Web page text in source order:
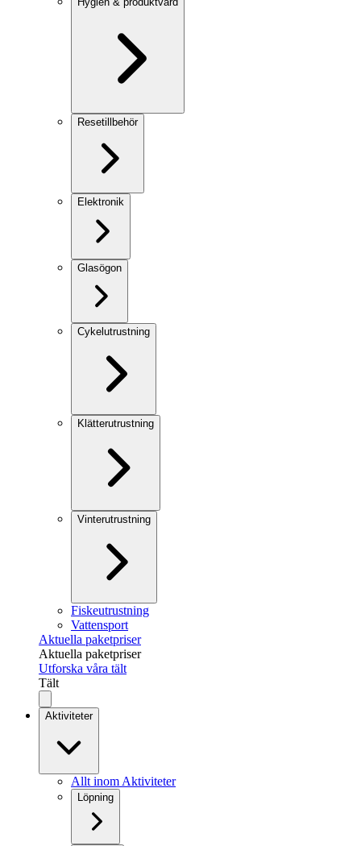
Resetillbehör
Elektronik
Glasögon
Cykelutrustning
Klätterutrustning
Vinterutrustning
Fiskeutrustning
Vattensport
Aktuella paketpriser
Aktuella paketpriser
Utforska våra tält
Tält
Aktiviteter
Allt inom Aktiviteter
Löpning